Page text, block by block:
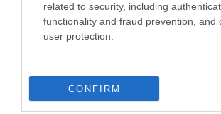
related to security, including
functionality and fraud prevention, and
user protection.
CONFIRM
LOCSOLOD, MÉGIS
LEKÓKAD? LEHET, HOGY A
A